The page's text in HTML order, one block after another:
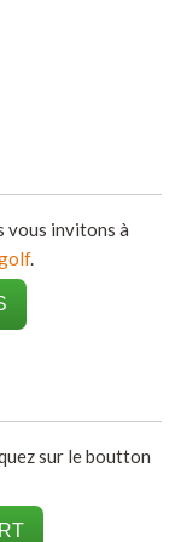
vous invitons à
.
sur le boutton